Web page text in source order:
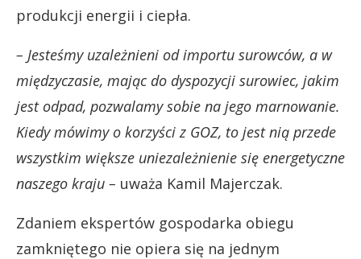
produkcji energii i ciepła.
– Jesteśmy uzależnieni od importu surowców, a w
międzyczasie, mając do dyspozycji surowiec, jakim
jest odpad, pozwalamy sobie na jego marnowanie.
Kiedy mówimy o korzyści z GOZ, to jest nią przede
wszystkim większe uniezależnienie się energetyczne
naszego kraju – uważa Kamil Majerczak.
Zdaniem ekspertów gospodarka obiegu
zamkniętego nie opiera się na jednym